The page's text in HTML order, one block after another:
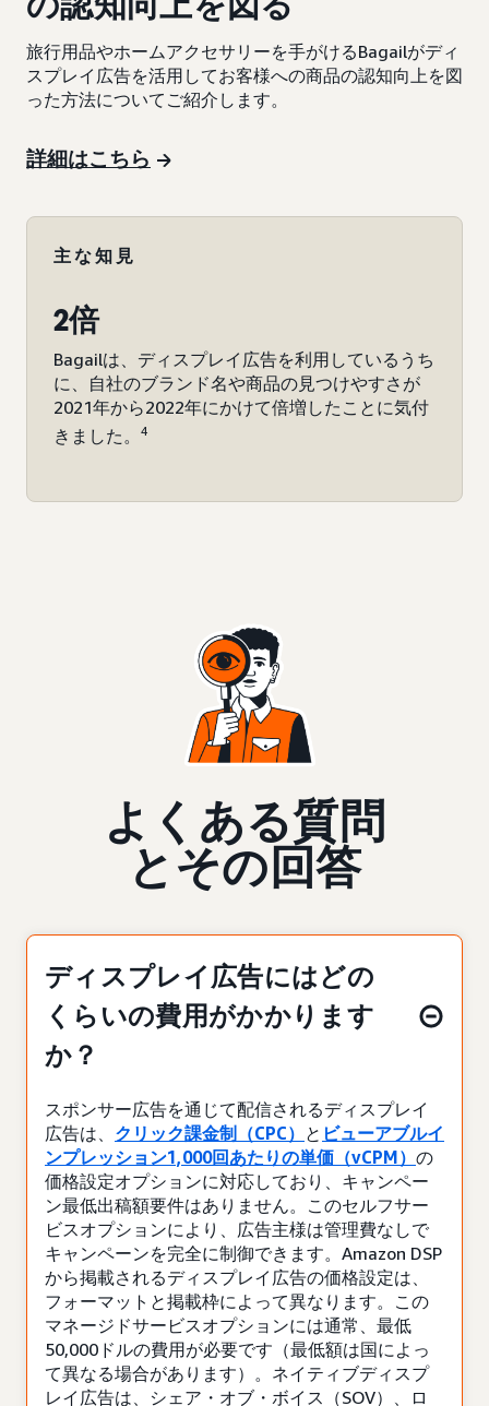
旅行用品やホームアクセサリーを手がけるBagailがディ
スプレイ広告を活用してお客様への商品の認知向上を図
った方法についてご紹介します。
詳細はこちら
主な知見
2倍
Bagailは、ディスプレイ広告を利用しているうち
に、自社のブランド名や商品の見つけやすさが
2021年から2022年にかけて倍増したことに気付
きました。
4
よくある質問
とその回答
ディスプレイ広告にはどの
くらいの費用がかかります
か？
スポンサー広告を通じて配信されるディスプレイ
広告は、 クリック課金制（CPC） と ビューアブルイ
ンプレッション1,000回あたりの単価（vCPM） の
価格設定オプションに対応しており、キャンペー
ン最低出稿額要件はありません。このセルフサー
ビスオプションにより、広告主様は管理費なしで
キャンペーンを完全に制御できます。Amazon DSP
から掲載されるディスプレイ広告の価格設定は、
フォーマットと掲載枠によって異なります。この
マネージドサービスオプションには通常、最低
50,000ドルの費用が必要です（最低額は国によっ
て異なる場合があります）。ネイティブディスプ
レイ広告は、シェア・オブ・ボイス（SOV）、ロ